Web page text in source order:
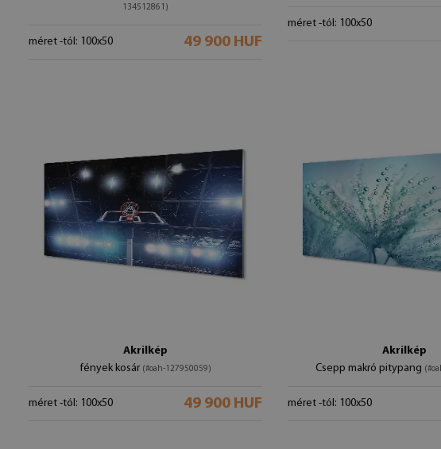
134512861)
méret -tól: 100x50 49 900 HUF
méret -tól: 100x50
Akrilkép
fények kosár (#oah-127950059)
méret -tól: 100x50 49 900 HUF
Akrilkép
Csepp makró pitypang
méret -tól: 100x50